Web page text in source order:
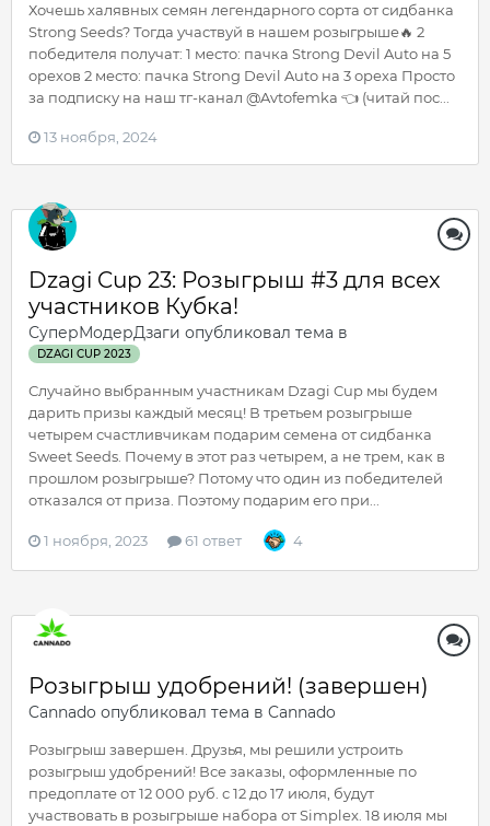
Хочешь халявных семян легендарного сорта от сидбанка
Strong Seeds? Тогда участвуй в нашем розыгрыше🔥 2
победителя получат: 1 место: пачка Strong Devil Auto на 5
орехов 2 место: пачка Strong Devil Auto на 3 ореха Просто
за подписку на наш тг-канал @Avtofemka 👈 (читай пос...
13 ноября, 2024
Dzagi Cup 23: Розыгрыш #3 для всех
участников Кубка!
СуперМодерДзаги опубликовал тема в
DZAGI CUP 2023
Случайно выбранным участникам Dzagi Cup мы будем
дарить призы каждый месяц! В третьем розыгрыше
четырем счастливчикам подарим семена от сидбанка
Sweet Seeds. Почему в этот раз четырем, а не трем, как в
прошлом розыгрыше? Потому что один из победителей
отказался от приза. Поэтому подарим его при...
1 ноября, 2023 61 ответ 4
Розыгрыш удобрений! (завершен)
Cannado опубликовал тема в Cannado
Розыгрыш завершен. Друзья, мы решили устроить
розыгрыш удобрений! Все заказы, оформленные по
предоплате от 12 000 руб. с 12 до 17 июля, будут
участвовать в розыгрыше набора от Simplex. 18 июля мы